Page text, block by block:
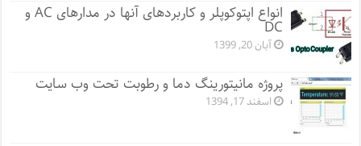
انواع اپتوکوپلر و کاربردهای آنها در مدارهای AC و
DC
آبان 20, 1399
پروژه مانيتورينگ دما و رطوبت تحت وب سایت
اسفند 17, 1394